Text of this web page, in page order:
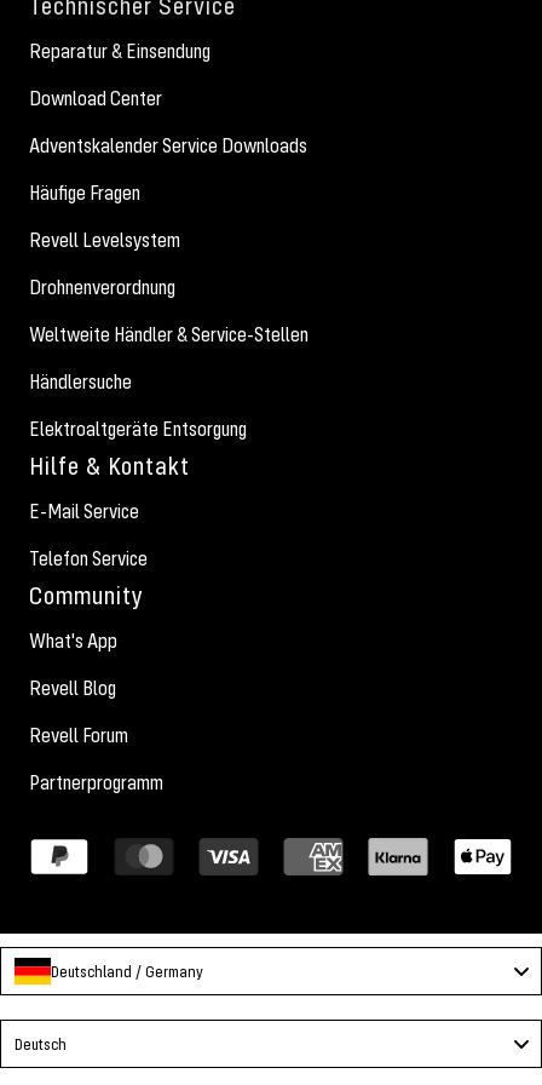
Reparatur & Einsendung
Download Center
Adventskalender Service Downloads
Häufige Fragen
Revell Levelsystem
Drohnenverordnung
Weltweite Händler & Service-Stellen
Händlersuche
Elektroaltgeräte Entsorgung
Hilfe & Kontakt
E-Mail Service
Telefon Service
Community
What's App
Revell Blog
Revell Forum
Partnerprogramm
Deutschland / Germany
Deutsch